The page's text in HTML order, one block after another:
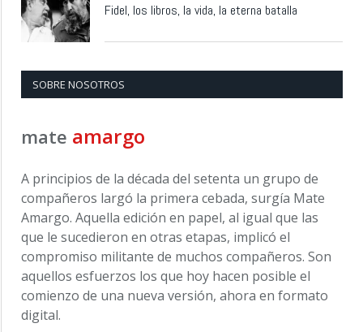
Fidel, los libros, la vida, la eterna batalla
SOBRE NOSOTROS
mate amargo
A principios de la década del setenta un grupo de
compañeros largó la primera cebada, surgía Mate
Amargo. Aquella edición en papel, al igual que las
que le sucedieron en otras etapas, implicó el
compromiso militante de muchos compañeros. Son
aquellos esfuerzos los que hoy hacen posible el
comienzo de una nueva versión, ahora en formato
digital.